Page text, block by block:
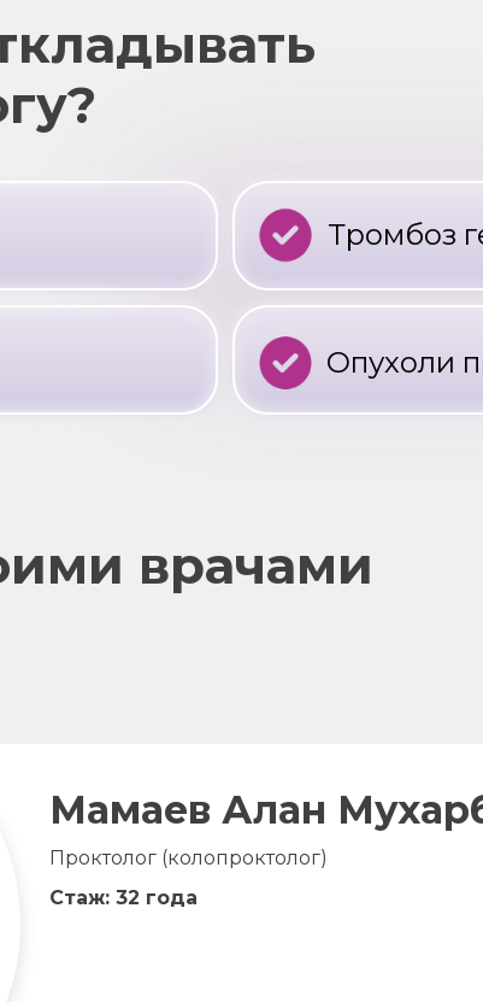
Тромбоз
Опухоли
Проктолог (колопроктолог)
Стаж: 32 года
Мамаев Алан
врачами